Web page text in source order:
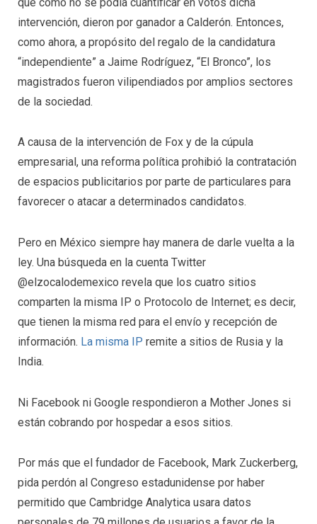
intervención, dieron por ganador a Calderón. Entonces,
como ahora, a propósito del regalo de la candidatura
“independiente” a Jaime Rodríguez, “El Bronco”, los
magistrados fueron vilipendiados por amplios sectores
de la sociedad.
A causa de la intervención de Fox y de la cúpula
empresarial, una reforma política prohibió la contratación
de espacios publicitarios por parte de particulares para
favorecer o atacar a determinados candidatos.
Pero en México siempre hay manera de darle vuelta a la
ley. Una búsqueda en la cuenta Twitter
@elzocalodemexico revela que los cuatro sitios
comparten la misma IP o Protocolo de Internet; es decir,
que tienen la misma red para el envío y recepción de
información. La misma IP remite a sitios de Rusia y la
India.
Ni Facebook ni Google respondieron a Mother Jones si
están cobrando por hospedar a esos sitios.
Por más que el fundador de Facebook, Mark Zuckerberg,
pida perdón al Congreso estadunidense por haber
permitido que Cambridge Analytica usara datos